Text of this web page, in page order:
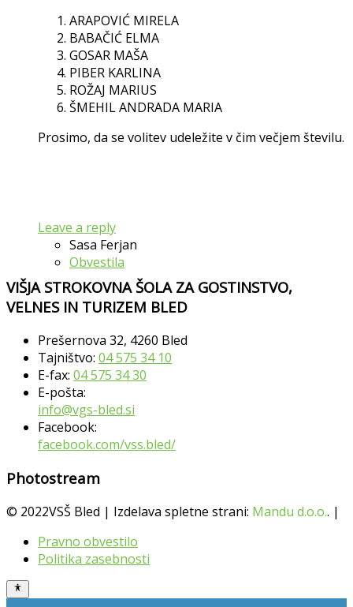
ARAPOVIĆ MIRELA
BABAČIĆ ELMA
GOSAR MAŠA
PIBER KARLINA
ROŽAJ MARIUS
ŠMEHIL ANDRADA MARIA
Prosimo, da se volitev udeležite v čim večjem številu.
Leave a reply
Sasa Ferjan
Obvestila
VIŠJA STROKOVNA ŠOLA ZA GOSTINSTVO,
VELNES IN TURIZEM BLED
Prešernova 32, 4260 Bled
Tajništvo: 04 575 34 10
E-fax: 04 575 34 30
E-pošta:
info@vgs-bled.si
Facebook:
facebook.com/vss.bled/
Photostream
© 2022VSŠ Bled | Izdelava spletne strani: Mandu d.o.o.. |
Pravno obvestilo
Politika zasebnosti